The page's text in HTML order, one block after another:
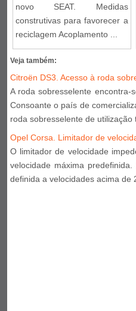
novo SEAT. Medidas
construtivas para favorecer a
reciclagem Acoplamento ...
Veja também:
Citroën DS3. Acesso à roda
A roda sobresselente encontra-
Consoante o país de
roda sobresselente de utilização
Opel Corsa. Limitador de
O limitador de velocidade
velocidade máxima
definida a velocidades acima de